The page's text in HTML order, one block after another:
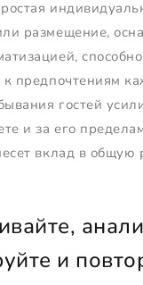
размещение,
к предпочтениям
гостей
и за его
вклад в общую
и